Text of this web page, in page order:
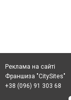
Реклама на сайті
Франшиза "CitySites"
+38 (096) 91 303 68